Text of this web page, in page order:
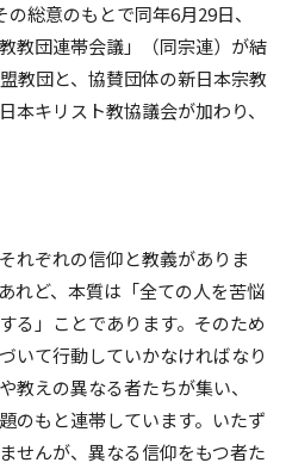
総意のもとで同年6月29日、
教団連帯会議」（同宗連）が結
教団と、協賛団体の新日本宗教
本キリスト教協議会が加わり、
れぞれの信仰と教義がありま
れど、本質は「全ての人を苦悩
る」ことであります。そのため
いて行動していかなければなり
教えの異なる者たちが集い、
のもと連帯しています。いたず
せんが、異なる信仰をもつ者た